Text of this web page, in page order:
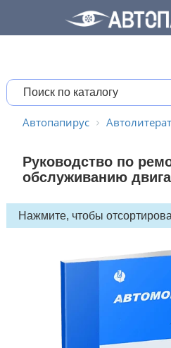
Автопапирус
Руководство по
обслуживанию